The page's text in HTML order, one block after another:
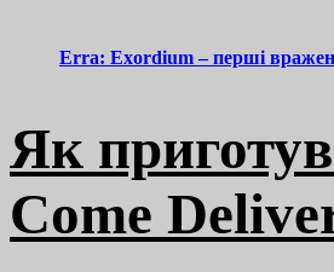
Erra: Exordium – перші
Як
Come